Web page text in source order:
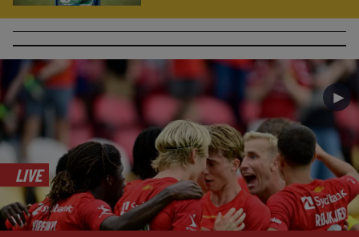
►
LIVE